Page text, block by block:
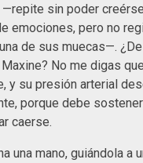
—repite sin poder
emociones, pero no
de sus muecas—.
No me digas
y su presión arterial
porque debe
caerse.
una mano, guiándola a